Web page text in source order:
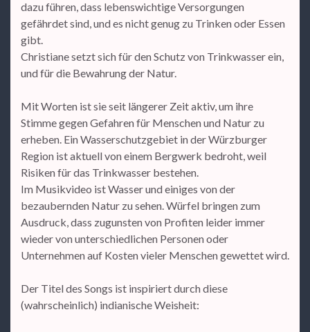
dazu führen, dass lebenswichtige Versorgungen
gefährdet sind, und es nicht genug zu Trinken oder Essen
gibt.
Christiane setzt sich für den Schutz von Trinkwasser ein,
und für die Bewahrung der Natur.
Mit Worten ist sie seit längerer Zeit aktiv, um ihre
Stimme gegen Gefahren für Menschen und Natur zu
erheben. Ein Wasserschutzgebiet in der Würzburger
Region ist aktuell von einem Bergwerk bedroht, weil
Risiken für das Trinkwasser bestehen.
Im Musikvideo ist Wasser und einiges von der
bezaubernden Natur zu sehen. Würfel bringen zum
Ausdruck, dass zugunsten von Profiten leider immer
wieder von unterschiedlichen Personen oder
Unternehmen auf Kosten vieler Menschen gewettet wird.
Der Titel des Songs ist inspiriert durch diese
(wahrscheinlich) indianische Weisheit: